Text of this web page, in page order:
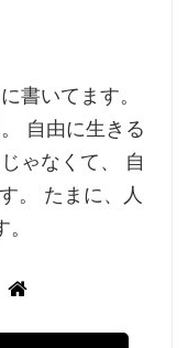
書いてます。
自由に生きる
ゃなくて、 自
。 たまに、人